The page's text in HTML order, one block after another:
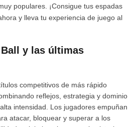
populares. ¡Consigue tus espadas
y lleva tu experiencia de juego al
y las últimas
competitivos de más rápido
reflejos, estrategia y dominio
intensidad. Los jugadores empuñan
atacar, bloquear y superar a los